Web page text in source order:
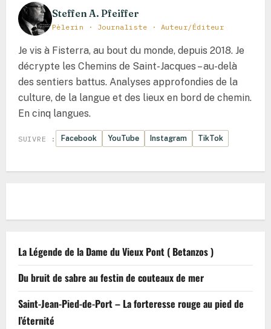
chemins
se
séparent
où
l’histoire
retient
souffle
Steffen A. Pfeiffer
Pèlerin · Journaliste · Auteur/Éditeur
Je vis à Fisterra, au bout du monde, depuis 2018. Je
décrypte les Chemins de Saint-Jacques – au-delà
des sentiers battus. Analyses approfondies de la
culture, de la langue et des lieux en bord de chemin.
En cinq langues.
SUIVRE : Facebook YouTube Instagram TikTok
La Légende de la Dame du Vieux Pont ( Betanzos )
Du bruit de sabre au festin de couteaux de mer
Saint-Jean-Pied-de-Port – La forteresse rouge au pied de
l’éternité